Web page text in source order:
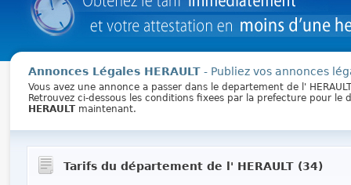
Annonces Légales HERAULT- Publiez vos annonces
Vous avez une annonce a passer dans le departement de l'
Retrouvez ci-dessous les conditions fixees par la prefecture pour
HERAULTmaintenant.
Tarifs du département de l' HERAULT (34)